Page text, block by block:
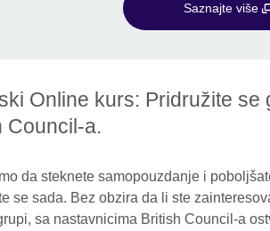
Saznajte više
Online kurs: Pridružite se
Council-a.
da steknete samopouzdanje i
se sada. Bez obzira da li ste
sa nastavnicima British Council-a